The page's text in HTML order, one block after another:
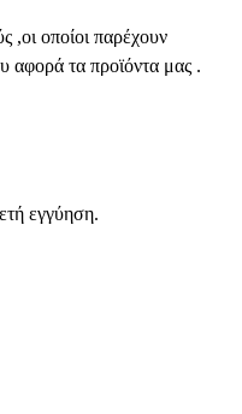
,οι οποίοι παρέχουν
αφορά τα προϊόντα μας .
εγγύηση.